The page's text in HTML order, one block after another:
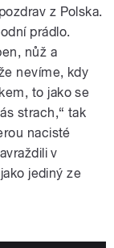
z Polska.
prádlo.
nůž a
nevíme, kdy
to jako se
strach,“ tak
nacisté
v
jediný ze